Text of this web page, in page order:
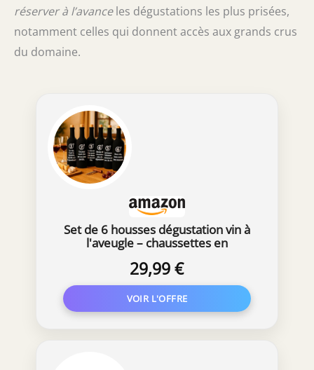
réserver à l’avanceles dégustations les plus prisées,
notamment celles qui donnent accès aux grands crus
du domaine.
Set de 6 housses dégustation vin à
l'aveugle – chaussettes en
numérotées 1 à 6 avec citations
humoristiques – accessoires
œnologie, blind tasting, cadeau vin
original
29,99 €